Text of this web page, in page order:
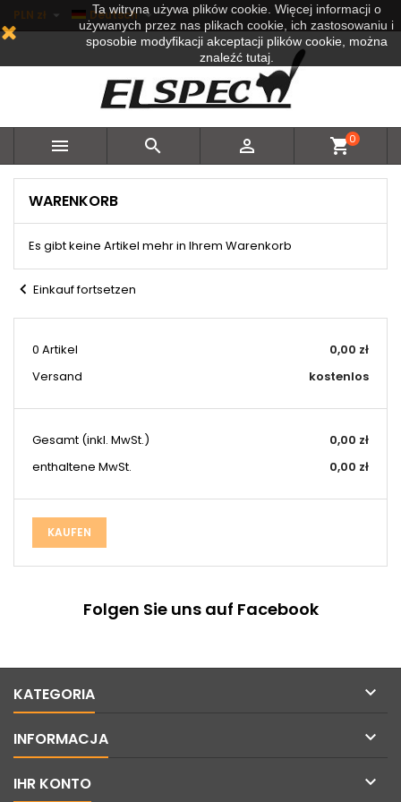
PLN zł  Deutsch
   shopping_cart0
WARENKORB
Es gibt keine Artikel mehr in Ihrem Warenkorb
chevron_left Einkauf fortsetzen
0 Artikel
0,00 zł
Versand
kostenlos
Gesamt (inkl. MwSt.)
0,00 zł
enthaltene MwSt.
0,00 zł
KAUFEN
Folgen Sie uns auf Facebook
KATEGORIA 
INFORMACJA 
IHR KONTO 
Ta witryna używa plików cookie. Więcej informacji o
używanych przez nas plikach cookie, ich zastosowaniu i
sposobie modyfikacji akceptacji plików cookie, można
znaleźć tutaj.